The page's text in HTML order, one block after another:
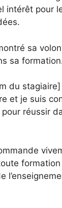
intérêt pour
sa
sa
du
et je suis
réussir
formation